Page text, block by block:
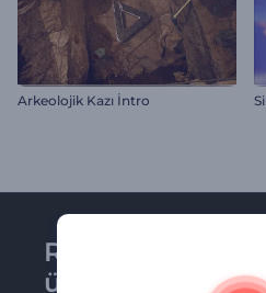
Arkeolojik Kazı İntro
Renderforest
üye olun